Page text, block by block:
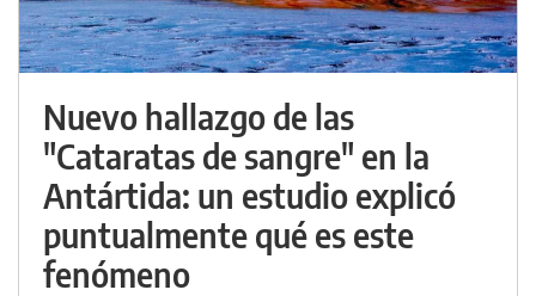
Nuevo hallazgo de las
"Cataratas de sangre" en la
Antártida: un estudio explicó
puntualmente qué es este
fenómeno